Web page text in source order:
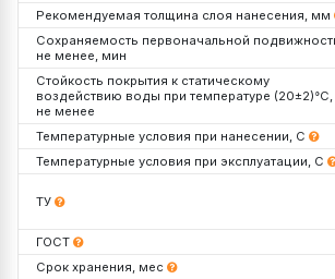
Рекомендуемая толщина слоя нанесения, мм
Сохраняемость первоначальной
не менее, мин
Стойкость покрытия к статическому
воздействию воды при температуре (20±2)°С,
не менее
Температурные условия при нанесении, С
Температурные условия при эксплуатации, С
ТУ
ГОСТ
Срок хранения, мес